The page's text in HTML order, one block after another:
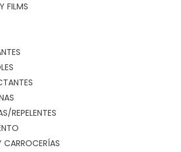
FILMS
REPELENTES